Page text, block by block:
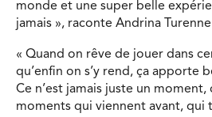
monde et une super belle
jamais », raconte Andrina Turenne
« Quand on rêve de jouer dans
qu’enfin on s’y rend, ça apporte
Ce n’est jamais juste un moment,
moments qui viennent avant, qui